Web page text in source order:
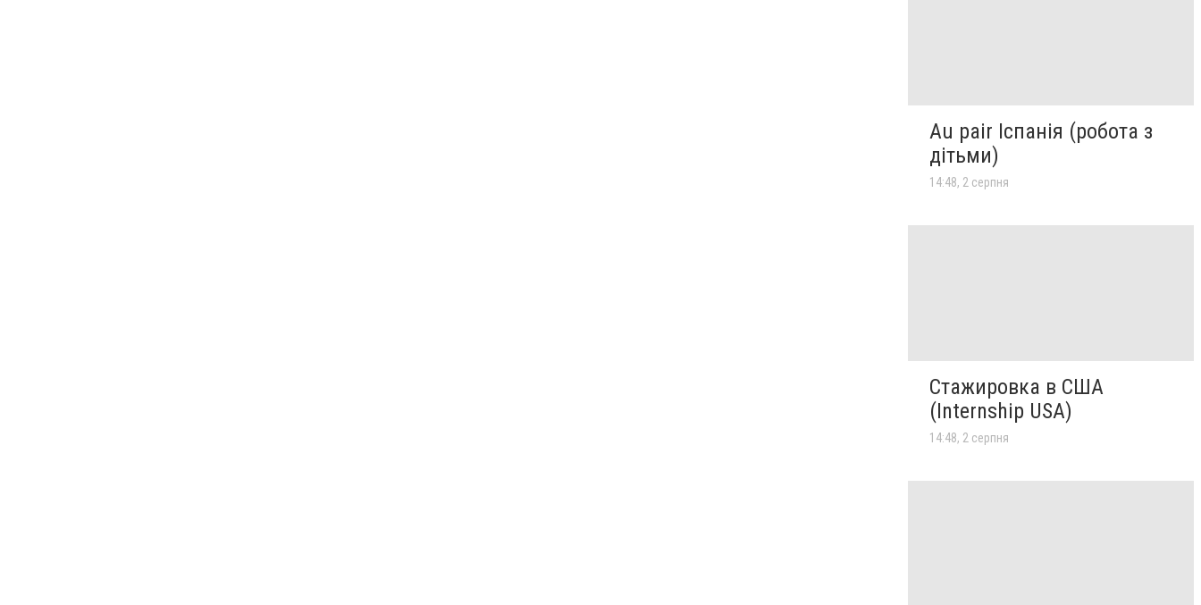
Au pair Іспанія (робота з
дітьми)
14:48, 2 серпня
Стажировка в США
(Internship USA)
14:48, 2 серпня